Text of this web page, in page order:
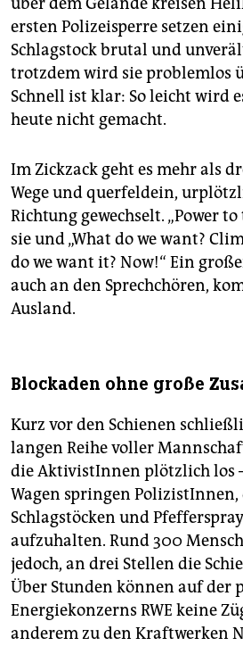
ersten Polizeisperre setzen
Schlagstock brutal und
trotzdem wird sie problemlos
Schnell ist klar: So leicht wird
heute nicht gemacht.
Im Zickzack geht es mehr als
Wege und querfeldein,
Richtung gewechselt. „Power
sie und „What do we want?
do we want it? Now!“ Ein
auch an den Sprechchören,
Ausland.
Blockaden ohne große
Kurz vor den Schienen
langen Reihe voller
die AktivistInnen plötzlich los
Wagen springen
Schlagstöcken und
aufzuhalten. Rund 300
jedoch, an drei Stellen die
Über Stunden können auf der
Energiekonzerns RWE keine
anderem zu den Kraftwerken